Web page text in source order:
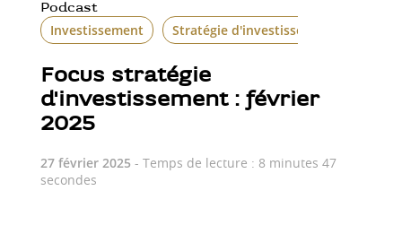
Podcast
Investissement Stratégie d'investissement
Focus stratégie
d'investissement : février
2025
27 février 2025 - Temps de lecture : 8 minutes 47
secondes